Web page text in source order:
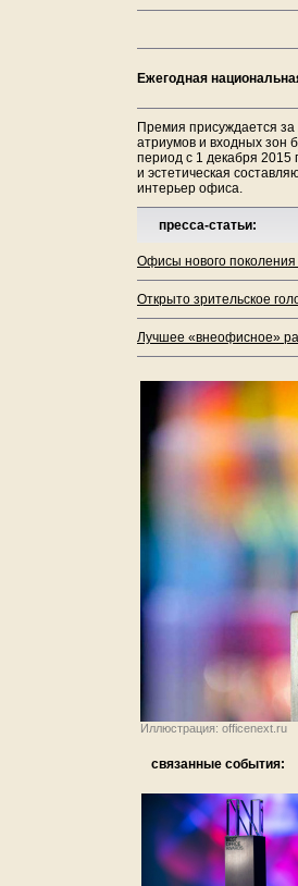
Ежегодная
Премия присуждается
атриумов и входных зон
период с 1 декабря 2015
и эстетическая
интерьер офиса.
пресса-статьи:
Офисы нового
Открыто зрительское
Лучшее «внеофисное»
Иллюстрация: officenext.ru
связанные события: